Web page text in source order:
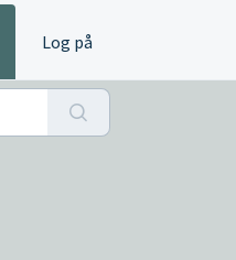
Log på